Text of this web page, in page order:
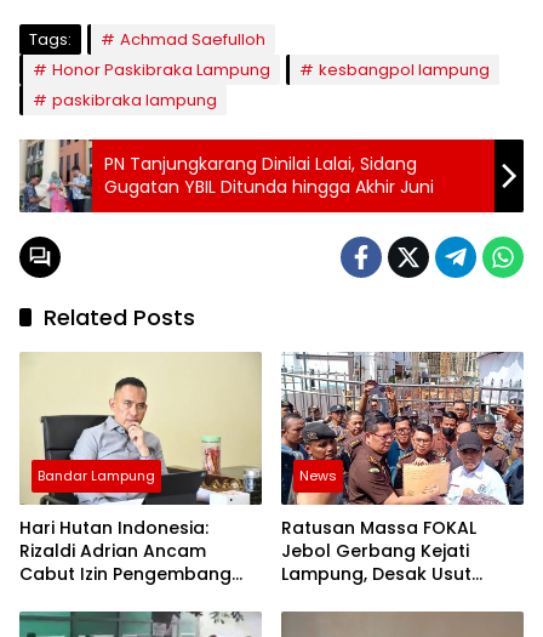
Tags:
Achmad Saefulloh
Honor Paskibraka Lampung
kesbangpol lampung
paskibraka lampung
PN Tanjungkarang Dinilai Lalai, Sidang
Gugatan YBIL Ditunda hingga Akhir Juni
Related Posts
Bandar Lampung
Hari Hutan Indonesia:
Rizaldi Adrian Ancam
Cabut Izin Pengembang
Lampung
News
Ratusan Massa FOKAL
Jebol Gerbang Kejati
Lampung, Desak Usut
Pemprov 3 Hektare